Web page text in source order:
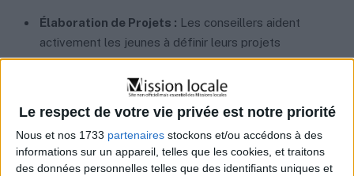
Le respect de votre vie privée est notre priorité
Nous et nos 1733 partenaires stockons et/ou accédons à des
informations sur un appareil, telles que les cookies, et traitons
des données personnelles telles que des identifiants uniques et
Élaboration de Projets : Les conseillers aident
activement les jeunes à définir leurs projets
professionnels et personnels, en fournissant un
accompagnement sur mesure adapté à chaque
est apporté pour la recherche d’emploi et l’orientation
vers des formations adéquates, en tenant compte